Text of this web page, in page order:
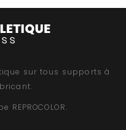
sur tous supports à
REPROCOLOR.